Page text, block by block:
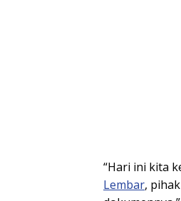
“Hari ini kita
Lembar,